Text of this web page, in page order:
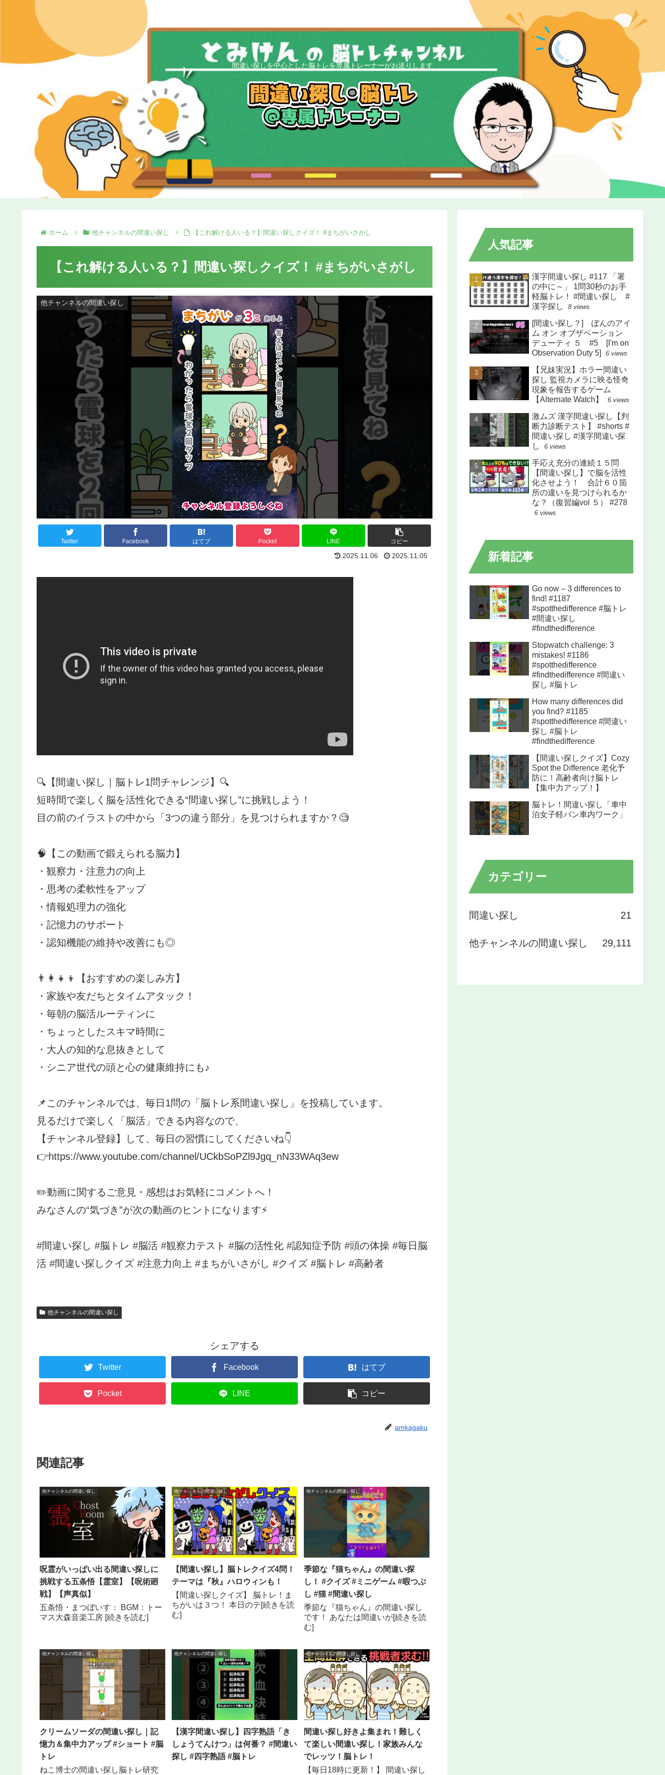
間違い探しを中心とした脳トレを専属トレーナーがお送りします
ホーム 他チャンネルの間違い探し 【これ解ける人いる？】間違い探しクイズ！ #まちがいさがし
【これ解ける人いる？】間違い探しクイズ！ #まちがいさがし
他チャンネルの間違い探し
Twitter Facebook はてブ Pocket LINE コピー
2025.11.06 2025.11.05
🔍【間違い探し｜脳トレ1問チャレンジ】🔍
短時間で楽しく脳を活性化できる“間違い探し”に挑戦しよう！
目の前のイラストの中から「3つの違う部分」を見つけられますか？🧐
🧠【この動画で鍛えられる脳力】
・観察力・注意力の向上
・思考の柔軟性をアップ
・情報処理力の強化
・記憶力のサポート
・認知機能の維持や改善にも◎
👨‍👩‍👧‍👦【おすすめの楽しみ方】
・家族や友だちとタイムアタック！
・毎朝の脳活ルーティンに
・ちょっとしたスキマ時間に
・大人の知的な息抜きとして
・シニア世代の頭と心の健康維持にも♪
📌このチャンネルでは、毎日1問の「脳トレ系間違い探し」を投稿しています。
見るだけで楽しく「脳活」できる内容なので、
【チャンネル登録】して、毎日の習慣にしてくださいね👇
👉https://www.youtube.com/channel/UCkbSoPZl9Jgq_nN33WAq3ew
✏️動画に関するご意見・感想はお気軽にコメントへ！
みなさんの“気づき”が次の動画のヒントになります⚡
#間違い探し #脳トレ #脳活 #観察力テスト #脳の活性化 #認知症予防 #頭の体操 #毎日脳
活 #間違い探しクイズ #注意力向上 #まちがいさがし #クイズ #脳トレ #高齢者
他チャンネルの間違い探し
シェアする
Twitter Facebook はてブ
Pocket LINE コピー
amkagaku
関連記事
他チャンネルの間違い探し
呪霊がいっぱい出る間違い探しに
挑戦する五条悟【霊室】【呪術廻
戦】【声真似】
五条悟・まつぼいす： BGM：トー
マス大森音楽工房 [続きを読む]
他チャンネルの間違い探し
【間違い探し】脳トレクイズ4問！
テーマは『秋』ハロウィンも！
【間違い探しクイズ】 脳トレ！ま
ちがいは３つ！ 本日のテ[続きを読
む]
他チャンネルの間違い探し
季節な『猫ちゃん』の間違い探
し！ #クイズ #ミニゲーム #暇つぶ
し #猫 #間違い探し
季節な『猫ちゃん』の間違い探し
です！ あなたは間違いが[続きを読
む]
他チャンネルの間違い探し
クリームソーダの間違い探し｜記
憶力＆集中力アップ #ショート #脳
トレ
ねこ博士の間違い探し脳トレ研究
他チャンネルの間違い探し
【漢字間違い探し】四字熟語「き
しょうてんけつ」は何番？ #間違い
探し #四字熟語 #脳トレ
他チャンネルの間違い探し
間違い探し好きよ集まれ！難しく
て楽しい間違い探し！家族みんな
でレッツ！脳トレ！
【毎日18時に更新！】 間違い探し
人気記事
漢字間違い探し #117 「署
の中に～」 1問30秒のお手
軽脳トレ！ #間違い探し #
漢字探し
8 views
[間違い探し？] ぼんのアイ
ム オン オブザベーション
デューティ ５ #5 [I'm on
Observation Duty 5]
6 views
【兄妹実況】ホラー間違い
探し 監視カメラに映る怪奇
現象を報告するゲーム
【Alternate Watch】
6 views
激ムズ 漢字間違い探し【判
断力診断テスト】 #shorts #
間違い探し #漢字間違い探
し
6 views
手応え充分の連続１５問
【間違い探し】で脳を活性
化させよう！ 合計６０箇
所の違いを見つけられるか
な？（復習編vol ５） #278
6 views
新着記事
Go now – 3 differences to
find! #1187
#spotthedifference #脳トレ
#間違い探し
#findthedifference
Stopwatch challenge: 3
mistakes! #1186
#spotthedifference
#findthedifference #間違い
探し #脳トレ
How many differences did
you find? #1185
#spotthedifference #間違い
探し #脳トレ
#findthedifference
【間違い探しクイズ】Cozy
Spot the Difference 老化予
防に！高齢者向け脳トレ
【集中力アップ！】
脳トレ！間違い探し「車中
泊女子軽バン車内ワーク」
カテゴリー
間違い探し 21
他チャンネルの間違い探し 29,111